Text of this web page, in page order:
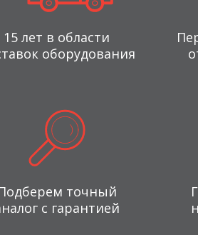
15 лет в области
оборудования
точный
с гарантией